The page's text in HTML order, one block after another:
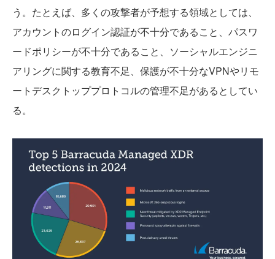
う。たとえば、多くの攻撃者が予想する領域としては、
アカウントのログイン認証が不十分であること、パスワ
ードポリシーが不十分であること、ソーシャルエンジニ
アリングに関する教育不足、保護が不十分なVPNやリモ
ートデスクトッププロトコルの管理不足があるとしてい
る。